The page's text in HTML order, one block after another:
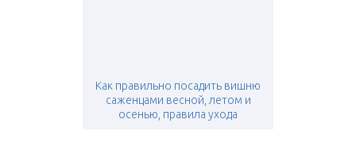
Как правильно посадить вишню
саженцами весной, летом и
осенью, правила ухода